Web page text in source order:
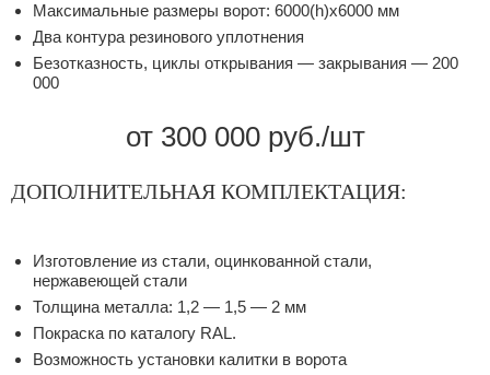
Максимальные размеры ворот: 6000(h)x6000 мм
Два контура резинового уплотнения
Безотказность, циклы открывания — закрывания — 200
000
от 300 000 руб./шт
ДОПОЛНИТЕЛЬНАЯ КОМПЛЕКТАЦИЯ:
Изготовление из стали, оцинкованной стали,
нержавеющей стали
Толщина металла: 1,2 — 1,5 — 2 мм
Покраска по каталогу RAL.
Возможность установки калитки в ворота